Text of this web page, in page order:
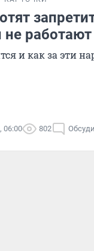
не работают
и как за эти
06:00 802